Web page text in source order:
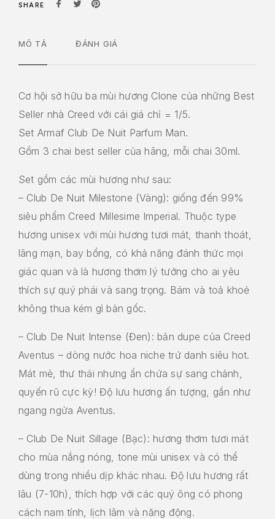
SHARE
MÔ TẢ ĐÁNH GIÁ
Cơ hội sở hữu ba mùi hương Clone của những Best
Seller nhà Creed với cái giá chỉ = 1/5.
Set Armaf Club De Nuit Parfum Man.
Gồm 3 chai best seller của hãng, mỗi chai 30ml.
Set gồm các mùi hương như sau:
– Club De Nuit Milestone (Vàng): giống đến 99%
siêu phẩm Creed Millesime Imperial. Thuộc type
hương unisex với mùi hương tươi mát, thanh thoát,
lãng mạn, bay bổng, có khả năng đánh thức mọi
giác quan và là hương thơm lý tưởng cho ai yêu
thích sự quý phái và sang trọng. Bám và toả khoẻ
không thua kém gì bản gốc.
– Club De Nuit Intense (Đen): bản dupe của Creed
Aventus – dòng nước hoa niche trứ danh siêu hot.
Mát mẻ, thư thái nhưng ẩn chứa sự sang chảnh,
quyến rũ cực kỳ! Độ lưu hương ấn tượng, gần như
ngang ngửa Aventus.
– Club De Nuit Sillage (Bạc): hương thơm tươi mát
cho mùa nắng nóng, tone mùi unisex và có thể
dùng trong nhiều dịp khác nhau. Độ lưu hương rất
lâu (7-10h), thích hợp với các quý ông có phong
cách nam tính, lịch lãm và năng động.